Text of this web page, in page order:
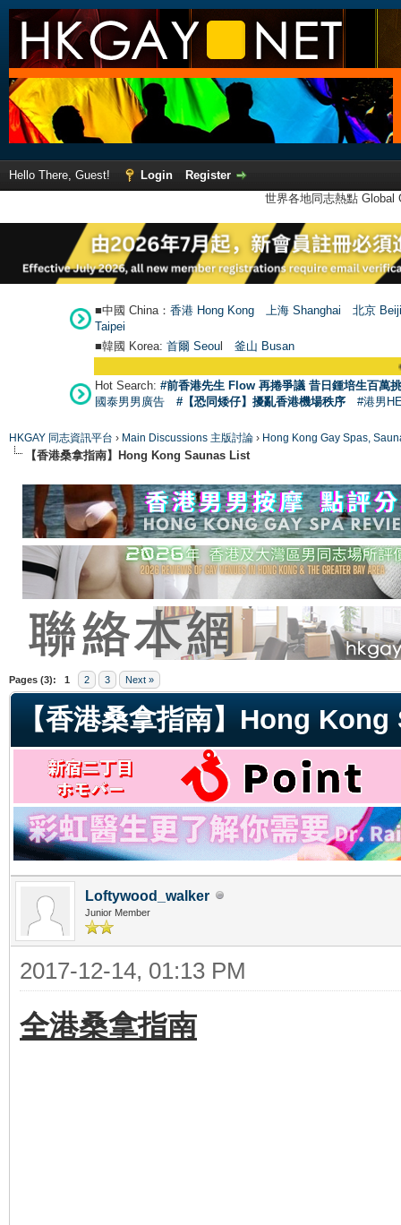
Hello There, Guest! Login
Register
世界各地同志熱點
■中國 China： 香港 Hong Kong 上海 Shanghai
北京
Taipei
■韓國 Korea: 首爾 Seoul 釜山 Busan
【號外
Hot Search: #前香港先生 Flow 再捲爭議 昔日鍾培生百萬
國泰男男廣告
#【恐同矮仔】擾亂香港機場秩序 #港男
HKGAY 同志資訊平台 › Main Discussions 主版討論 › Hong Kong Gay Spas,
【香港桑拿指南】Hong Kong Saunas List
Pages (3): 1 2 3 Next »
【香港桑拿指南】Hong
Loftywood_walker
Junior Member
2017-12-14, 01:13 PM
全港桑拿指南